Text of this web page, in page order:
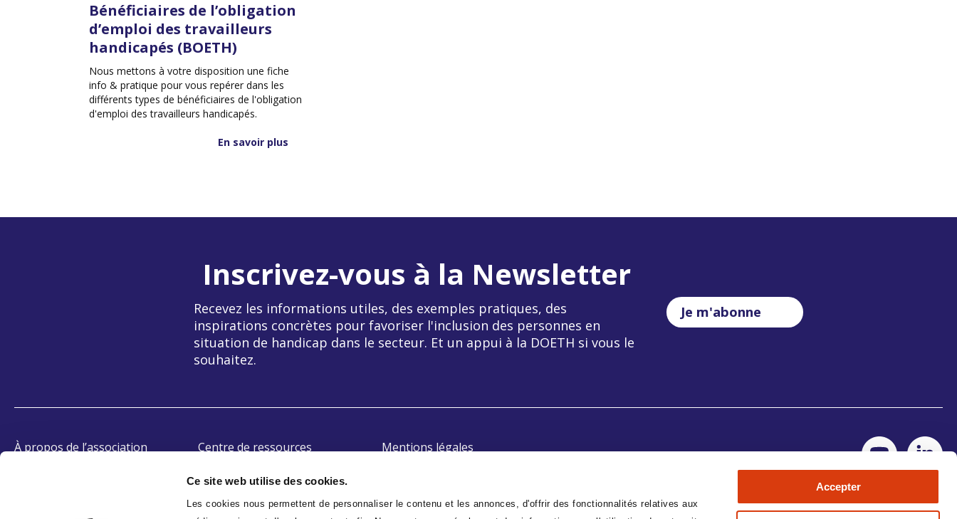
Ce site web utilise des cookies.
Les cookies nous permettent de personnaliser le contenu et les annonces, d'offrir des fonctionnalités relatives aux
Accepter
Bénéficiaires de l’obligation
d’emploi des travailleurs
handicapés (BOETH)
Nous mettons à votre disposition une fiche
info & pratique pour vous repérer dans les
différents types de bénéficiaires de l'obligation
d'emploi des travailleurs handicapés.
En savoir plus
Inscrivez-vous à la Newsletter
Recevez les informations utiles, des exemples pratiques, des
inspirations concrètes pour favoriser l'inclusion des personnes en
situation de handicap dans le secteur. Et un appui à la DOETH si vous le
souhaitez.
Je m'abonne
À propos de l’association
Centre de ressources
Accessibilité
Mentions légales